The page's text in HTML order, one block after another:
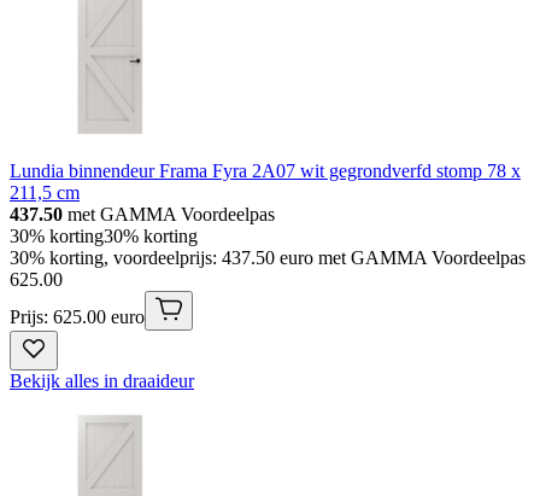
Lundia binnendeur Frama Fyra 2A07 wit gegrondverfd stomp 78 x
211,5 cm
437.50 met GAMMA Voordeelpas
30% korting30% korting
30% korting, voordeelprijs: 437.50 euro met GAMMA Voordeelpas
625.00
Prijs: 625.00 euro
Bekijk alles in draaideur